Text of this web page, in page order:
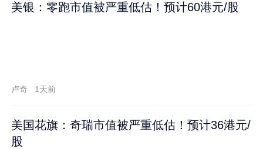
美银：零跑市值被严重低估！预计60港元/股
卢奇 1天前
美国花旗：奇瑞市值被严重低估！预计36港元/
股